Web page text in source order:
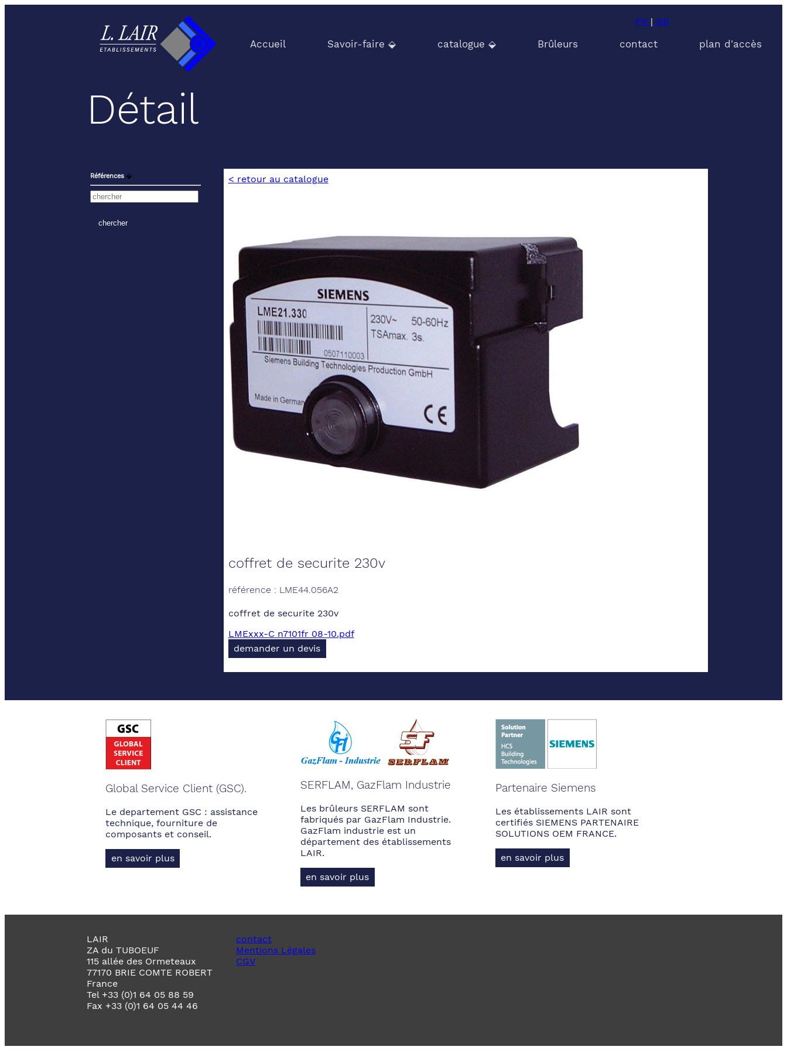
FR | GB
Accueil Savoir-faire ⬙ catalogue ⬙ Brûleurs contact plan d'accès
Détail
Références ⬙ < retour au catalogue
coffret de securite 230v
référence : LME44.056A2
coffret de securite 230v
LMExxx-C n7101fr 08-10.pdf
demander un devis
Global Service Client (GSC).
Le departement GSC : assistance
technique, fourniture de
composants et conseil.
en savoir plus
SERFLAM, GazFlam Industrie
Les brûleurs SERFLAM sont
fabriqués par GazFlam Industrie.
GazFlam industrie est un
département des établissements
LAIR.
en savoir plus
Partenaire Siemens
Les établissements LAIR sont
certifiés SIEMENS PARTENAIRE
SOLUTIONS OEM FRANCE.
en savoir plus
LAIR
ZA du TUBOEUF
115 allée des Ormeteaux
77170 BRIE COMTE ROBERT
France
Tel +33 (0)1 64 05 88 59
Fax +33 (0)1 64 05 44 46
contact
Mentions Légales
CGV